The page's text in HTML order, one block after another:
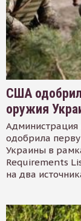
США
оружия
одобрила
Украины в
Requirements
на два